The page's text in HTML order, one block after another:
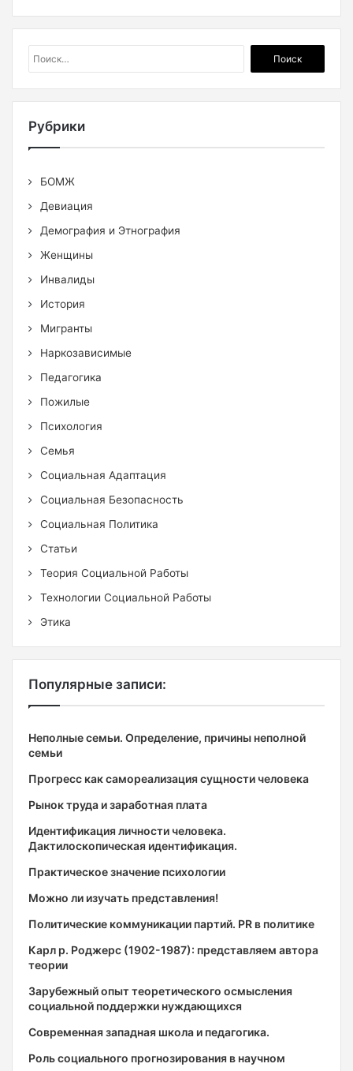
Рубрики
БОМЖ
Девиация
Демография и Этнография
Женщины
Инвалиды
История
Мигранты
Наркозависимые
Педагогика
Пожилые
Психология
Семья
Социальная Адаптация
Социальная Безопасность
Социальная Политика
Статьи
Теория Социальной Работы
Технологии Социальной Работы
Этика
Популярные записи:
Неполные семьи. Определение, причины неполной
семьи
Прогресс как самореализация сущности человека
Рынок труда и заработная плата
Идентификация личности человека.
Дактилоскопическая идентификация.
Практическое значение психологии
Можно ли изучать представления!
Политические коммуникации партий. PR в политике
Карл р. Роджерс (1902-1987): представляем автора
теории
Зарубежный опыт теоретического осмысления
социальной поддержки нуждающихся
Современная западная школа и педагогика.
Роль социального прогнозирования в научном